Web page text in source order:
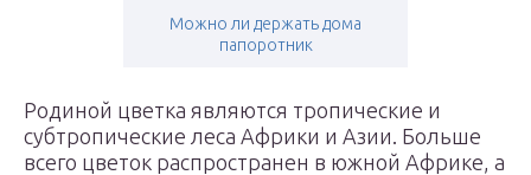
Можно ли держать дома
папоротник
Родиной цветка являются тропические и
субтропические леса Африки и Азии. Больше
всего цветок распространен в южной Африке, а